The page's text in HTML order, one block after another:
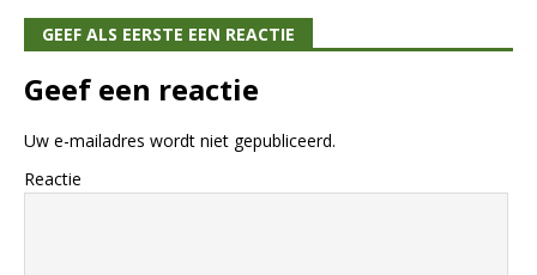
GEEF ALS EERSTE EEN REACTIE
Geef een reactie
Uw e-mailadres wordt niet gepubliceerd.
Reactie